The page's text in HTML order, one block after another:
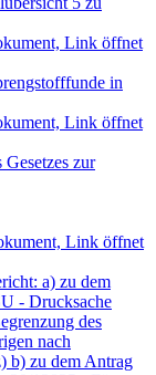
Link öffnet
in
Link öffnet
zur
Link öffnet
a) zu dem
- Drucksache
des
nach
b) zu dem Antrag